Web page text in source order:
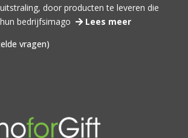
door producten te leveren die
bedrijfsimago
Lees meer
vragen)